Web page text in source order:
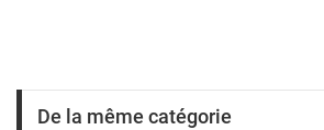
De la même catégorie